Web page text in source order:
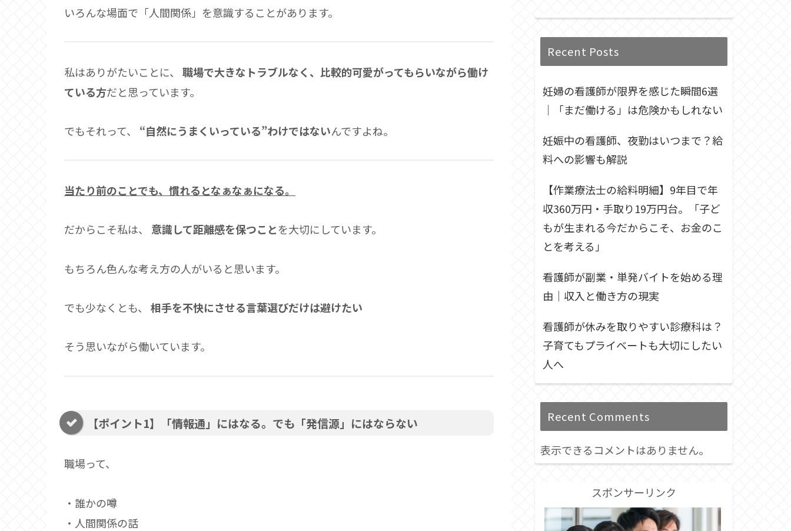
いろんな場面で「人間関係」を意識することがあります。
私はありがたいことに、 職場で大きなトラブルなく、比較的可愛がってもらいながら働け
ている方だと思っています。
でもそれって、 “自然にうまくいっている”わけではないんですよね。
当たり前のことでも、慣れるとなぁなぁになる。
だからこそ私は、 意識して距離感を保つことを大切にしています。
もちろん色んな考え方の人がいると思います。
でも少なくとも、 相手を不快にさせる言葉選びだけは避けたい
そう思いながら働いています。
【ポイント1】「情報通」にはなる。でも「発信源」にはならない
職場って、
・誰かの噂
・人間関係の話
Recent Posts
妊婦の看護師が限界を感じた瞬間6選
｜「まだ働ける」は危険かもしれない
妊娠中の看護師、夜勤はいつまで？給
料への影響も解説
【作業療法士の給料明細】9年目で年
収360万円・手取り19万円台。「子ど
もが生まれる今だからこそ、お金のこ
とを考える」
看護師が副業・単発バイトを始める理
由｜収入と働き方の現実
看護師が休みを取りやすい診療科は？
子育てもプライベートも大切にしたい
人へ
Recent Comments
表示できるコメントはありません。
スポンサーリンク